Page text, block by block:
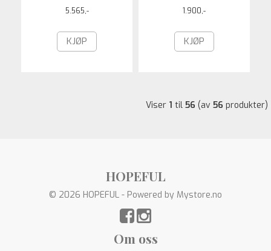
5.565,-
KJØP
1.900,-
KJØP
Viser 1 til 56 (av 56 produkter)
HOPEFUL
© 2026 HOPEFUL - Powered by Mystore.no
Om oss